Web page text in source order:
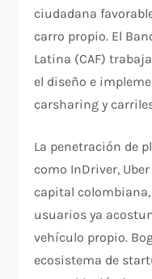
ciudadana
carro propio. El
Latina (CAF)
el diseño e
carsharing y
La penetración de
como InDriver,
capital
usuarios ya
vehículo propio.
ecosistema de